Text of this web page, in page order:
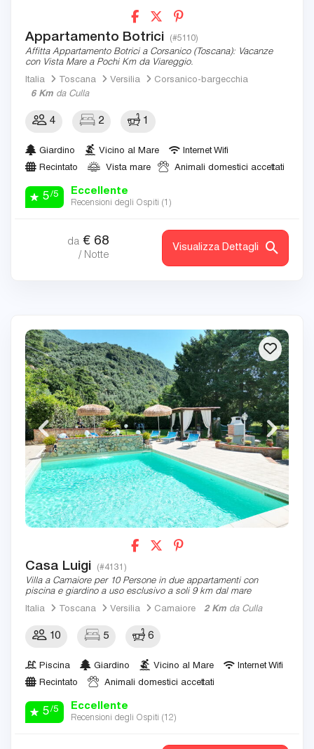
Appartamento Botrici (#5110)
Affitta Appartamento Botrici a Corsanico (Toscana): Vacanze
con Vista Mare a Pochi Km da Viareggio.
Italia
Toscana Versilia
Corsanico-bargecchia
6 Km da Culla
4 2 1
Giardino Vicino al Mare
Internet Wifi
Recintato
Vista mare Animali domestici accettati
5/5 Eccellente
Recensioni degli Ospiti (1 )
da € 68
/ Notte
Visualizza Dettagli
Casa Luigi (#4131)
Villa a Camaiore per 10 Persone in due appartamenti con
piscina e giardino a uso esclusivo a soli 9 km dal mare
Italia
Toscana Versilia Camaiore 2 Km da Culla
10 5 6
Piscina Giardino Vicino al Mare
Internet Wifi
Recintato
Animali domestici accettati
5/5 Eccellente
Recensioni degli Ospiti (12)